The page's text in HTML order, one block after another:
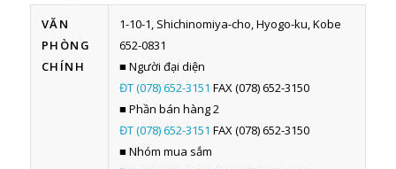
VĂN
PHÒNG
CHÍNH
1-10-1, Shichinomiya-cho, Hyogo-ku, Kobe
652-0831
■ Người đại diện
ĐT (078) 652-3151 FAX (078) 652-3150
■ Phần bán hàng 2
ĐT (078) 652-3151 FAX (078) 652-3150
■ Nhóm mua sắm